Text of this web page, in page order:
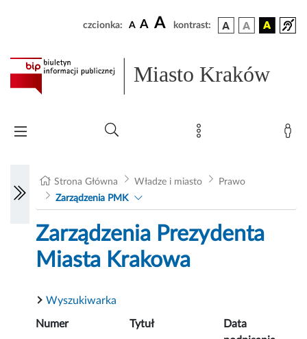
czcionka: A A A kontrast:
Miasto Kraków
Strona Główna Władze i miasto
Prawo
Zarządzenia PMK
Zarządzenia Prezydenta
Miasta Krakowa
Wyszukiwarka
Numer Tytuł
Data